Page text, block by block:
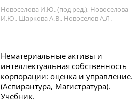
Новоселова И.Ю. (под ред.), Новоселова
И.Ю., Шаркова А.В., Новоселов А.Л.
Нематериальные активы и
интеллектуальная собственность
корпорации: оценка и управление.
(Аспирантура, Магистратура).
Учебник.